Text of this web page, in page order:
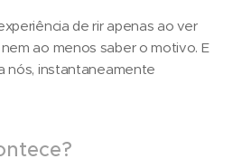
de rir apenas ao ver
ao menos saber o motivo. E
nós, instantaneamente